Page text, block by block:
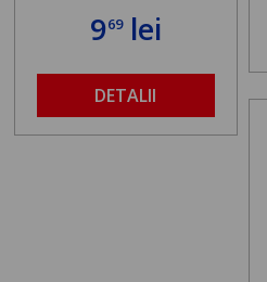
969lei
DETALII